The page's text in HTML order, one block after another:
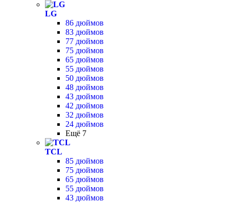
LG
86 дюймов
83 дюймов
77 дюймов
75 дюймов
65 дюймов
55 дюймов
50 дюймов
48 дюймов
43 дюймов
42 дюймов
32 дюймов
24 дюймов
Ещё 7
TCL
85 дюймов
75 дюймов
65 дюймов
55 дюймов
43 дюймов